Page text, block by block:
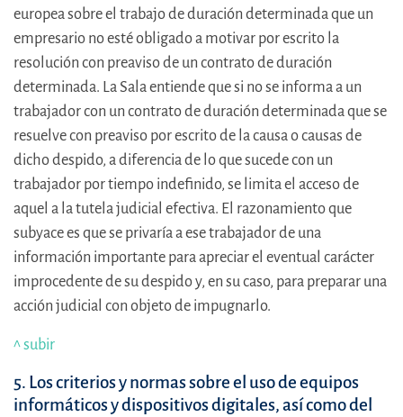
europea sobre el trabajo de duración determinada que un
empresario no esté obligado a motivar por escrito la
resolución con preaviso de un contrato de duración
determinada. La Sala entiende que si no se informa a un
trabajador con un contrato de duración determinada que se
resuelve con preaviso por escrito de la causa o causas de
dicho despido, a diferencia de lo que sucede con un
trabajador por tiempo indefinido, se limita el acceso de
aquel a la tutela judicial efectiva. El razonamiento que
subyace es que se privaría a ese trabajador de una
información importante para apreciar el eventual carácter
improcedente de su despido y, en su caso, para preparar una
acción judicial con objeto de impugnarlo.
^ subir
5. Los criterios y normas sobre el uso de equipos
informáticos y dispositivos digitales, así como del